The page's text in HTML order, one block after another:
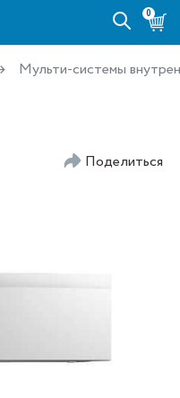
0
Мульти-системы
Поделиться